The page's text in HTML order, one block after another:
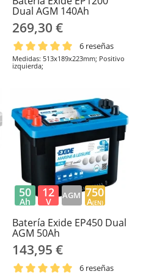
Dual AGM 140Ah
269,30 €
6 reseñas
Medidas: 513x189x223mm; Positivo
izquierda;
Batería Exide EP450 Dual
AGM 50Ah
143,95 €
6 reseñas
50
Ah
12
V
AGM 750
A(EN)